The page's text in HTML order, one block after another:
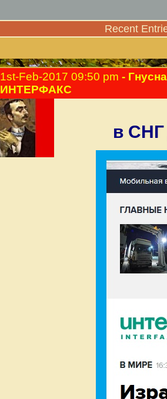
Recent
1st-Feb-2017 09:50 pm -
ИНТЕРФАКС
в